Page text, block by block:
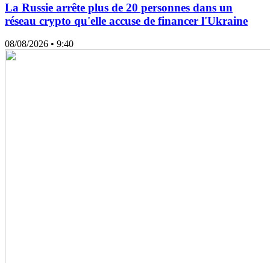
La Russie arrête plus de 20 personnes dans un
réseau crypto qu'elle accuse de financer l'Ukraine
08/08/2026 • 9:40